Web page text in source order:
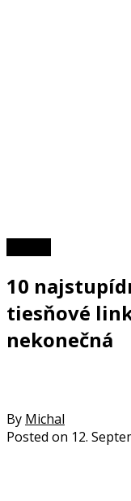
10
tiesňové
nekonečná
By Michal
Posted on 12.